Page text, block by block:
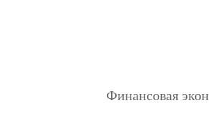
Финансовая